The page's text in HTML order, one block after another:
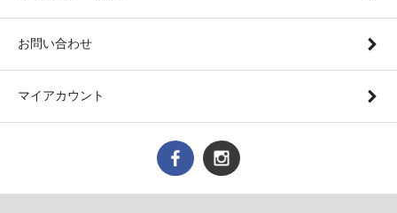
お問い合わせ
マイアカウント